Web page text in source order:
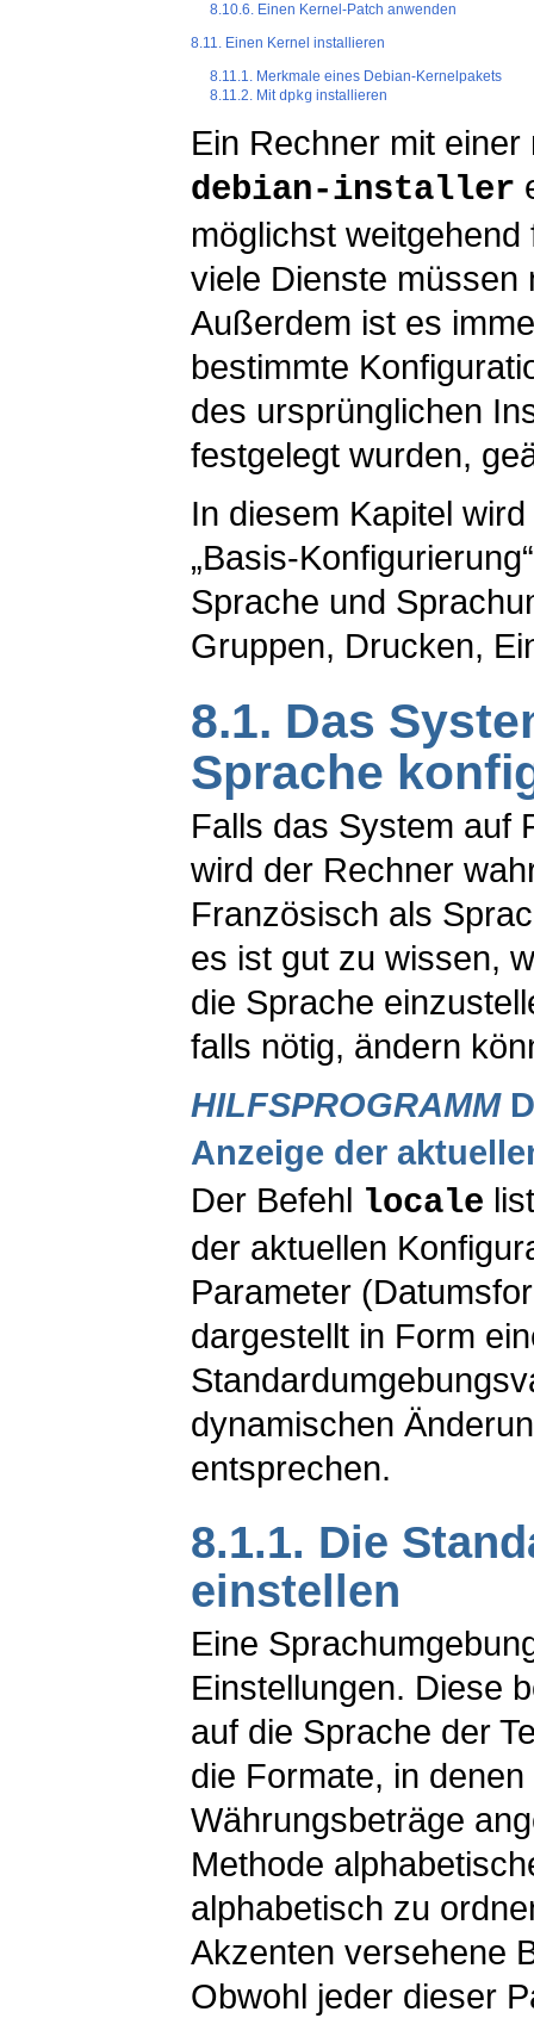
8.10.6. Einen Kernel-Patch anwenden
8.11. Einen Kernel installieren
8.11.1. Merkmale eines Debian-Kernelpakets
8.11.2. Mitdpkginstallieren
Ein Rechner mit
debian-installer
möglichst
viele Dienste müssen
Außerdem ist es
bestimmte
des ursprünglichen
festgelegt wurden,
In diesem Kapitel
„Basis-
Sprache und
Gruppen, Drucken,
8.1. Das
Sprache
Falls das System auf
wird der Rechner
Französisch als
es ist gut zu wissen,
die Sprache
falls nötig, ändern
HILFSPROGRAMM
Anzeige der
Der Befehl locale
der aktuellen
Parameter
dargestellt in Form
dynamischen
entsprechen.
8.1.1. Die
einstellen
Eine
Einstellungen. Diese
auf die Sprache der
die Formate, in
Währungsbeträge
Methode
alphabetisch zu
Akzenten versehene
Obwohl jeder dieser